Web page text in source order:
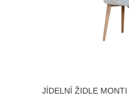
JÍDELNÍ ŽIDLE